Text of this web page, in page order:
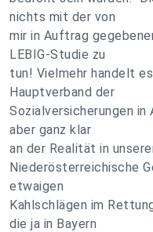
nichts mit der von
mir in Auftrag
LEBIG-Studie zu
tun! Vielmehr handelt
Hauptverband der
Sozialversicherungen
aber ganz klar
an der Realität in
Niederösterreichische
etwaigen
Kahlschlägen im
die ja in Bayern